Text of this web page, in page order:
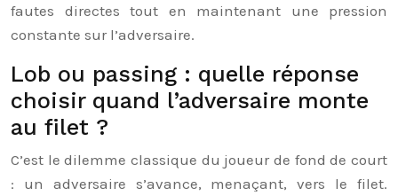
fautes directes tout en maintenant une pression
constante sur l’adversaire.
Lob ou passing : quelle réponse
choisir quand l’adversaire monte
au filet ?
C’est le dilemme classique du joueur de fond de court
: un adversaire s’avance, menaçant, vers le filet.